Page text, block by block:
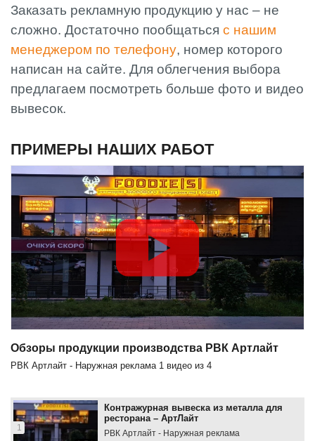
Заказать рекламную продукцию у нас ‒ не
сложно. Достаточно пообщаться с нашим
менеджером по телефону, номер которого
написан на сайте. Для облегчения выбора
предлагаем посмотреть больше фото и видео
вывесок.
ПРИМЕРЫ НАШИХ РАБОТ
Обзоры продукции производства РВК Артлайт
РВК Артлайт - Наружная реклама 1 видео из 4
1
Контражурная вывеска из металла для
ресторана – АртЛайт
РВК Артлайт - Наружная реклама